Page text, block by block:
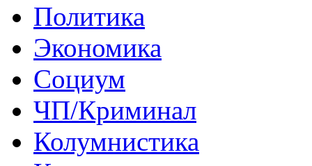
Политика
Экономика
Социум
ЧП/Криминал
Колумнистика